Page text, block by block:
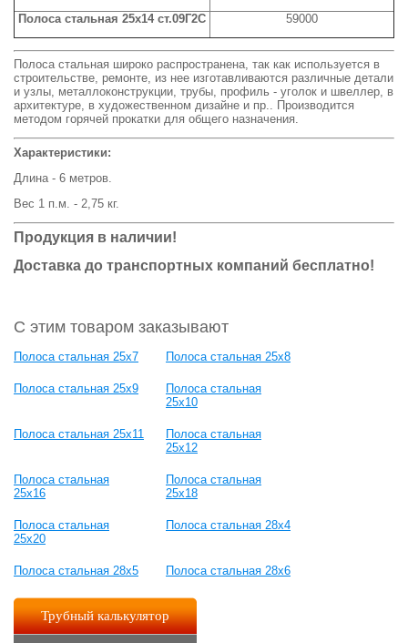
Полоса стальная 25х14 ст.09Г2С
59000
Полоса стальная широко распространена, так как используется в
строительстве, ремонте, из нее изготавливаются различные детали
и узлы, металлоконструкции, трубы, профиль - уголок и швеллер, в
архитектуре, в художественном дизайне и пр.. Производится
методом горячей прокатки для общего назначения.
Характеристики:
Длина - 6 метров.
Вес 1 п.м. - 2,75 кг.
Продукция в наличии!
Доставка до транспортных компаний бесплатно!
С этим товаром заказывают
Полоса стальная 25x7 Полоса стальная 25х8
Полоса стальная 25х9
Полоса стальная
25x10
Полоса стальная 25x11
Полоса стальная
25х12
Полоса стальная
25х16
Полоса стальная
25x18
Полоса стальная
25x20
Полоса стальная 28x4
Полоса стальная 28x5 Полоса стальная 28x6
Трубный калькулятор